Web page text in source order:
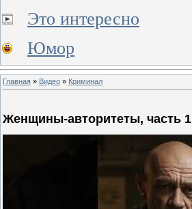
Это интересно
Юмор
Главная » Видео » Криминал
Женщины-авторитеты, часть 1